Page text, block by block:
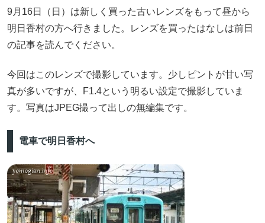
9月16日（日）は新しく買った古いレンズをもって昼から
明日香村の方へ行きました。レンズを買ったはなしは前日
の記事を読んでください。
今回はこのレンズで撮影しています。少しピントが甘い写
真が多いですが、F1.4という明るい設定で撮影していま
す。写真はJPEG撮って出しの無編集です。
電車で明日香村へ